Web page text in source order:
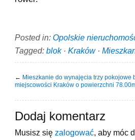
Posted in: Opolskie
Tagged: blok· Kraków·
← Mieszkanie do wynajęcia trzy pokojowe
miejscowości Kraków o powierzchni
Dodaj komentarz
Musisz się zalogować , aby móc